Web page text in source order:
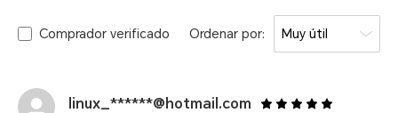
Comprador verificado Ordenar por: Muy útil
linux_******@hotmail.com